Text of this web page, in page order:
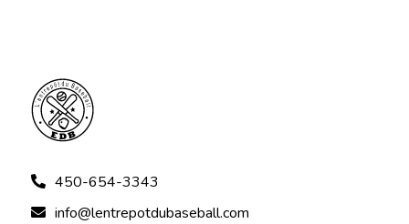
450-654-3343
info@lentrepotdubaseball.com